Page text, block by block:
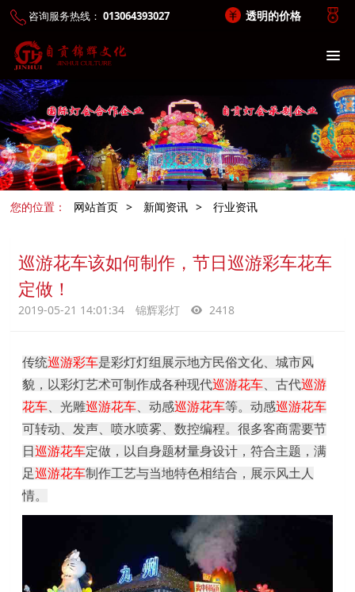
咨询服务热线： 013064393027 透明的价格
您的位置： 网站首页 > 新闻资讯 > 行业资讯
巡游花车该如何制作，节日巡游彩车花车
定做！
2019-05-21 14:01:34 锦辉彩灯 2418
传统巡游彩车是彩灯灯组展示地方民俗文化、城市风
貌，以彩灯艺术可制作成各种现代巡游花车 、古代巡游
花车 、光雕巡游花车 、动感巡游花车等。动感巡游花车
可转动、发声、喷水喷雾、数控编程。很多客商需要节
日巡游花车定做，以自身题材量身设计，符合主题，满
足巡游花车制作工艺与当地特色相结合，展示风土人
情。